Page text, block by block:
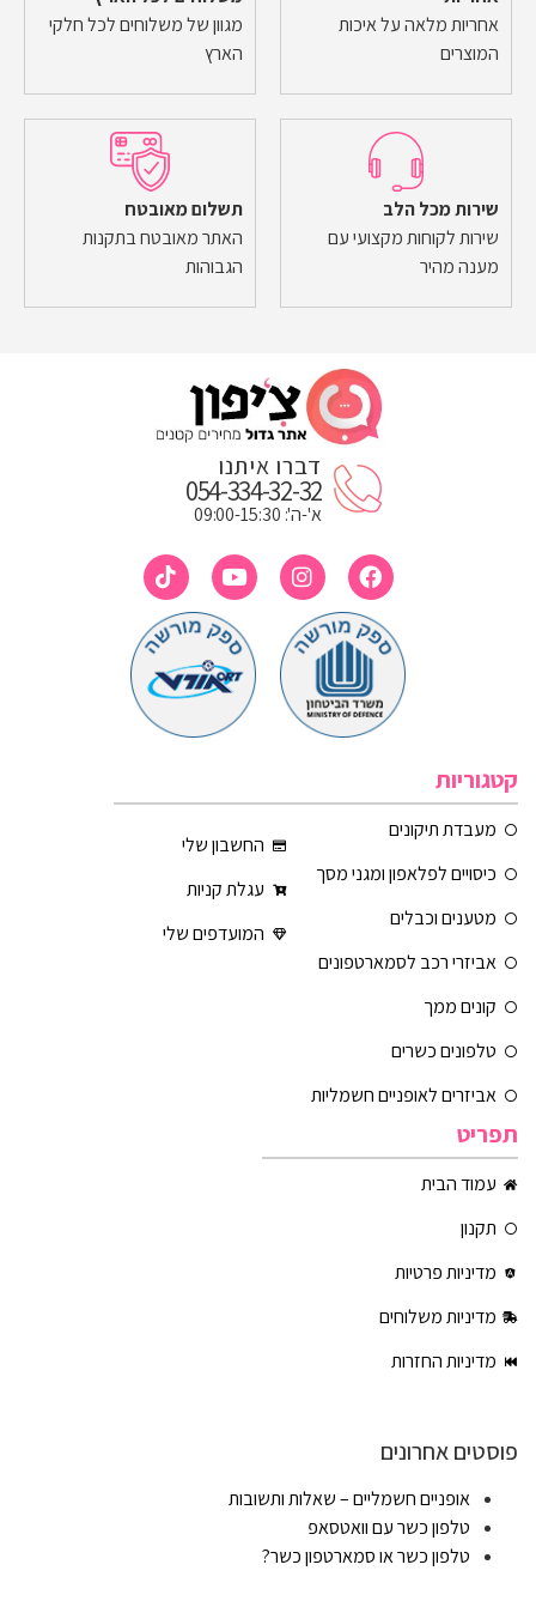
אחריות מלאה על איכות
המוצרים
מגוון של משלוחים לכל חלקי
הארץ
שירות מכל הלב
שירות לקוחות מקצועי עם
מענה מהיר
תשלום מאובטח
האתר מאובטח בתקנות
הגבוהות
דברו איתנו
054-334-32-32
א'-ה': 09:00-15:30
קטגוריות
מעבדת תיקונים
כיסויים לפלאפון ומגני מסך
מטענים וכבלים
אביזרי רכב לסמארטפונים
קונים ממך
טלפונים כשרים
אביזרים לאופניים חשמליות
החשבון שלי
עגלת קניות
המועדפים שלי
תפריט
עמוד הבית
תקנון
מדיניות פרטיות
מדיניות משלוחים
מדיניות החזרות
פוסטים אחרונים
אופניים חשמליים – שאלות ותשובות
טלפון כשר עם וואטסאפ
טלפון כשר או סמארטפון כשר?